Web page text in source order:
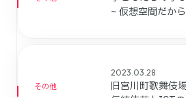
~ 仮想空間だか
その他
2023.03.28
旧宮川町歌舞伎